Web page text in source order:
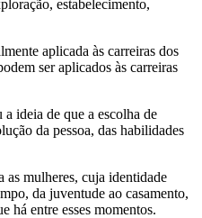
estabelecimento,
aplicada às carreiras dos
ser aplicados às carreiras
ideia de que a escolha de
da pessoa, das habilidades
as mulheres, cuja identidade
da juventude ao casamento,
há entre esses momentos.